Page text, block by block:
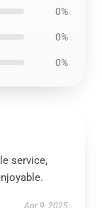
0%
0%
0%
service,
Apr 9, 2025